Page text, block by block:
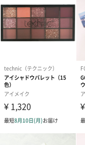
お届けボックスオ
配送用のダンボールを
送りする際に人気のオ
合は、紙袋との併用も